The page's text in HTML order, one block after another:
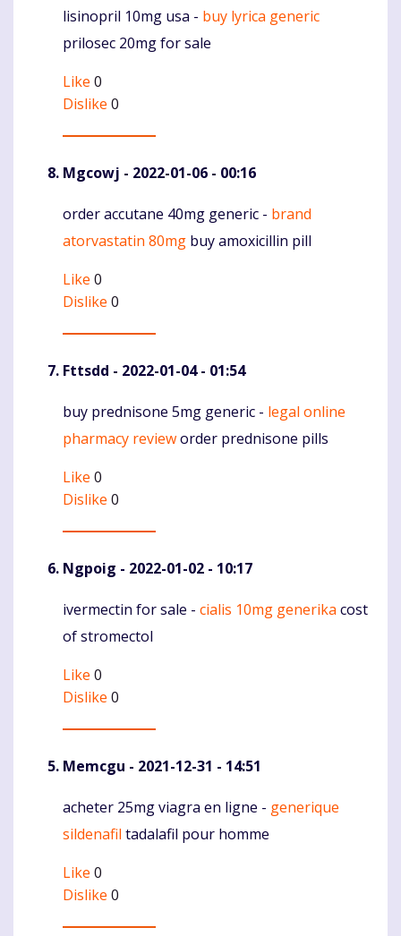
Komentaras
lisinopril 10mg usa - buy lyrica generic
prilosec 20mg for sale
Like 0
Dislike 0
Mgcowj - 2022-01-06 - 00:16
Komentaras
order accutane 40mg generic - brand
atorvastatin 80mg buy amoxicillin pill
Like 0
Dislike 0
Fttsdd - 2022-01-04 - 01:54
Komentaras
buy prednisone 5mg generic - legal online
pharmacy revieworder prednisone pills
Like 0
Dislike 0
Ngpoig - 2022-01-02 - 10:17
Komentaras
ivermectin for sale - cialis 10mg generika cost
of stromectol
Like 0
Dislike 0
Memcgu - 2021-12-31 - 14:51
Komentaras
acheter 25mg viagra en ligne - generique
sildenafil tadalafil pour homme
Like 0
Dislike 0